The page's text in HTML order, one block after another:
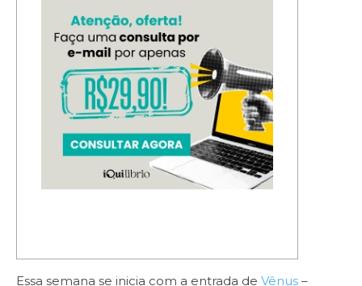
Essa semana se inicia com a entrada de Vênus –